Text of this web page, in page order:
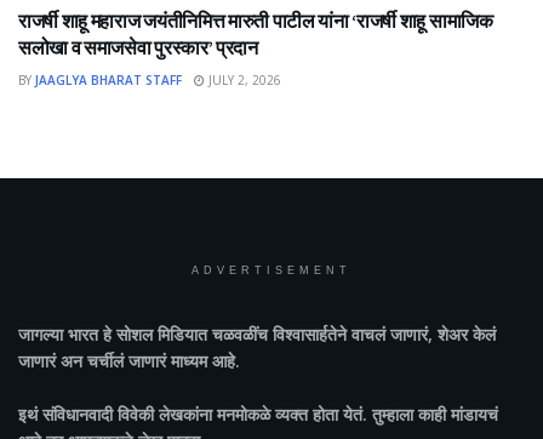
राजर्षी शाहू महाराज जयंतीनिमित्त मारुती पाटील यांना ‘राजर्षी शाहू सामाजिक
सलोखा व समाजसेवा पुरस्कार’ प्रदान
BY JAAGLYA BHARAT STAFF JULY 2, 2026
ADVERTISEMENT
जागल्या भारतहे सोशल मिडियात चळवळींच विश्वासार्हतेने वाचलं जाणारं, शेअर केलं
जाणारं अन चर्चीलं जाणारं माध्यम आहे.
इथं संविधानवादी विवेकी लेखकांना मनमोकळे व्यक्त होता येतं. तुम्हाला काही मांडायचं